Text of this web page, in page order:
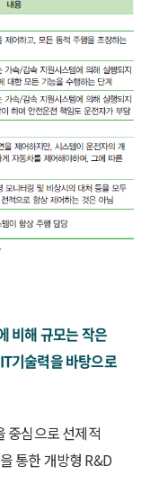
비해 규모는 작은
기술력을 바탕으로
중심으로 선제적
통한 개방형 R&D